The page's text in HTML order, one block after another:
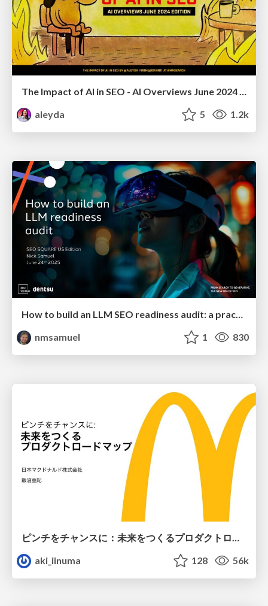
The Impact of AI in SEO - AI Overviews June 2024 Edition
aleyda
5 1.2k
How to build an LLM SEO readiness audit: a practical framework
nmsamuel
1 830
aki_iinuma
128 56k